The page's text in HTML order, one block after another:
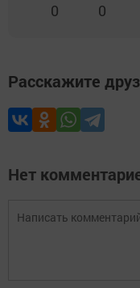
0 0
Расскажите
Нет